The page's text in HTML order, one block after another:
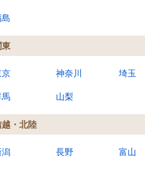
東
京 神奈川 埼玉
馬 山梨
越・北陸
潟 長野 富山